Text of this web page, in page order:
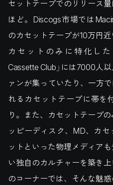
セットテープでのリリース
ほど。Discogs市場では
のカセットテープが10万円
カセットのみに特化した
Cassette Club」には7000人
ァンが集っていたり、一方で
れるカセットテープに帯を
り。また、カセットテープ
ッピーディスク、MD、カ
ットといった物理メディア
い独自のカルチャーを築き
のコーナーでは、そんな魅